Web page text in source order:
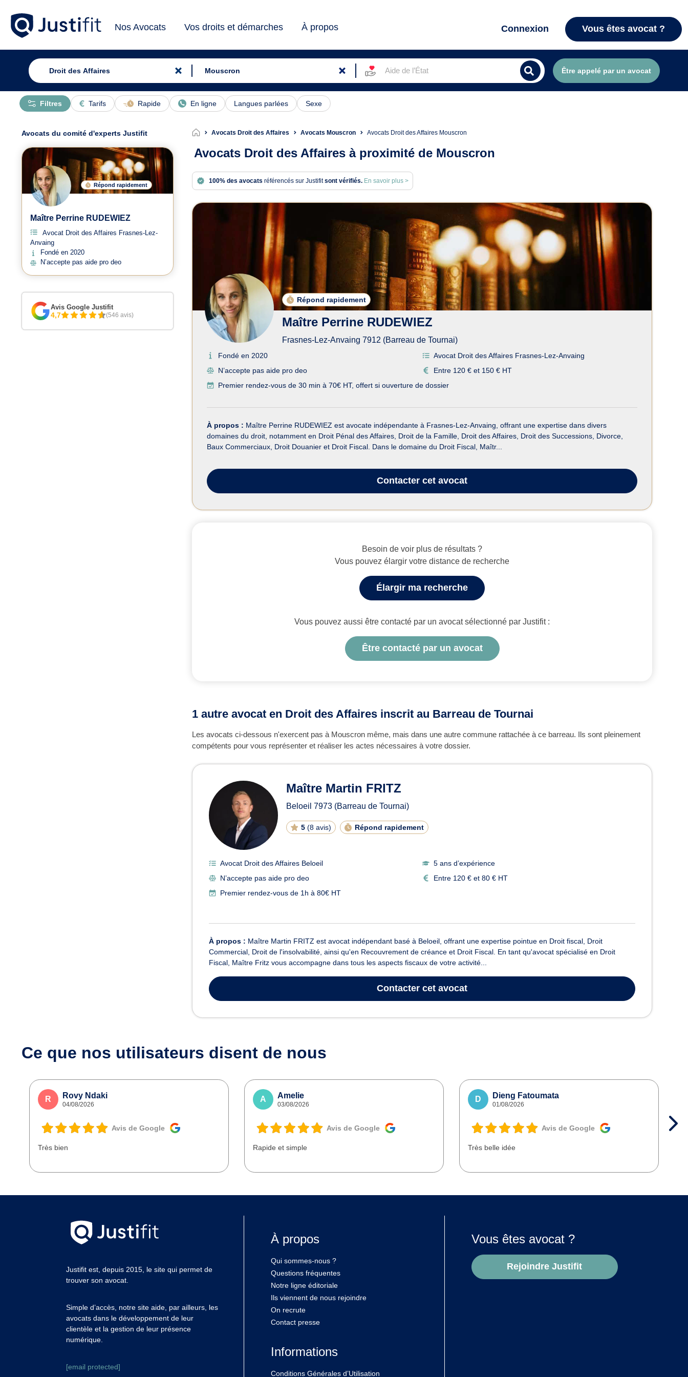
Nos Avocats Vos droits et démarches À propos Connexion Vous êtes avocat ?
Aide de l’État Être appelé par un avocat
Tarifs Rapide En ligne Langues parlées Sexe
Filtres
Avocats Droit des Affaires Avocats Mouscron Avocats Droit des Affaires Mouscron
Avocats Droit des Affaires à proximité de Mouscron
100% des avocats référencés sur Justifitsont vérifiés. En savoir plus >
Avocats en Droit des Affaires à Mouscron
Répond rapidement
Maître Perrine RUDEWIEZ
Frasnes-Lez-Anvaing 7912 (Barreau de Tournai)
Fondé en 2020
Avocat Droit des Affaires Frasnes-Lez-Anvaing
N’accepte pas aide pro deo
Entre 120 € et 150 € HT
Premier rendez-vous de 30 min à 70€ HT, offert si ouverture de dossier
À propos : Maître Perrine RUDEWIEZ est avocate indépendante à Frasnes-Lez-Anvaing, offrant une expertise dans divers
domaines du droit, notamment en Droit Pénal des Affaires, Droit de la Famille, Droit des Affaires, Droit des Successions, Divorce,
Baux Commerciaux, Droit Douanier et Droit Fiscal. Dans le domaine du Droit Fiscal, Maîtr...
Contacter cet avocat
Besoin de voir plus de résultats ?
Vous pouvez élargir votre distance de recherche
Élargir ma recherche
Vous pouvez aussi être contacté par un avocat sélectionné par Justifit :
Être contacté par un avocat
1 autre avocat en Droit des Affaires inscrit au Barreau de Tournai
Les avocats ci-dessous n'exercent pas à Mouscron même, mais dans une autre commune rattachée à ce barreau. Ils sont pleinement
compétents pour vous représenter et réaliser les actes nécessaires à votre dossier.
Maître Martin FRITZ
Beloeil 7973 (Barreau de Tournai)
5 (8 avis) Répond rapidement
Avocat Droit des Affaires Beloeil
5 ans d’expérience
N’accepte pas aide pro deo
Entre 120 € et 80 € HT
Premier rendez-vous de 1h à 80€ HT
À propos : Maître Martin FRITZ est avocat indépendant basé à Beloeil, offrant une expertise pointue en Droit fiscal, Droit
Commercial, Droit de l'insolvabilité, ainsi qu'en Recouvrement de créance et Droit Fiscal. En tant qu'avocat spécialisé en Droit
Fiscal, Maître Fritz vous accompagne dans tous les aspects fiscaux de votre activité...
Contacter cet avocat
Avocats du comité d'experts Justifit
Répond rapidement
Maître Perrine RUDEWIEZ
Avocat Droit des Affaires Frasnes-Lez-
Anvaing
Fondé en 2020
N’accepte pas aide pro deo
Avis Google Justifit
4,7 (546 avis)
Ce que nos utilisateurs disent de nous
R Rovy Ndaki
04/08/2026
Avis de Google
Très bien
A Amelie
03/08/2026
Avis de Google
Rapide et simple
D Dieng Fatoumata
01/08/2026
Avis de Google
Très belle idée
Justifit est, depuis 2015, le site qui permet de
trouver son avocat.
Simple d’accès, notre site aide, par ailleurs, les
avocats dans le développement de leur
clientèle et la gestion de leur présence
numérique.
[email protected]
À propos
Qui sommes-nous ?
Questions fréquentes
Notre ligne éditoriale
Ils viennent de nous rejoindre
On recrute
Contact presse
Informations
Conditions Générales d’Utilisation
Vous êtes avocat ?
Rejoindre Justifit